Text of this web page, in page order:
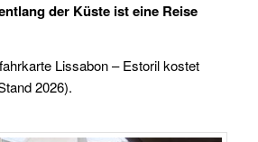
der Küste ist eine Reise
Lissabon – Estoril kostet
2026).